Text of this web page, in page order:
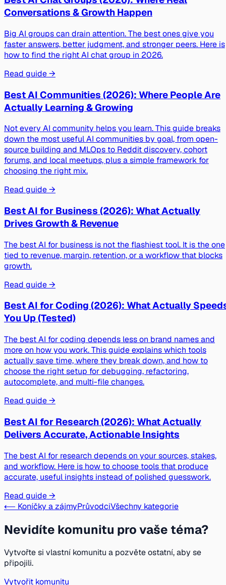
Conversations & Growth Happen
Big AI groups can drain attention. The best ones give you
faster answers, better judgment, and stronger peers. Here is
how to find the right AI chat group in 2026.
Read guide →
Best AI Communities (2026): Where People Are
Actually Learning & Growing
Not every AI community helps you learn. This guide breaks
down the most useful AI communities by goal, from open-
source building and MLOps to Reddit discovery, cohort
forums, and local meetups, plus a simple framework for
choosing the right mix.
Read guide →
Best AI for Business (2026): What Actually
Drives Growth & Revenue
The best AI for business is not the flashiest tool. It is the one
tied to revenue, margin, retention, or a workflow that blocks
growth.
Read guide →
Best AI for Coding (2026): What Actually
You Up (Tested)
The best AI for coding depends less on brand names and
more on how you work. This guide explains which tools
actually save time, where they break down, and how to
choose the right setup for debugging, refactoring,
autocomplete, and multi-file changes.
Read guide →
Best AI for Research (2026): What Actually
Delivers Accurate, Actionable Insights
The best AI for research depends on your sources, stakes,
and workflow. Here is how to choose tools that produce
accurate, useful insights instead of polished guesswork.
Read guide →
⟵ Koníčky a zájmyPrůvodciVšechny kategorie
Nevidíte komunitu pro vaše téma?
Vytvořte si vlastní komunitu a pozvěte ostatní, aby se
připojili.
Vytvořit komunitu